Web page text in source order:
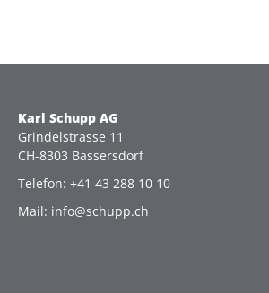
Karl Schupp AG
Grindelstrasse 11
CH-8303 Bassersdorf
Telefon: +41 43 288 10 10
Mail: info@schupp.ch